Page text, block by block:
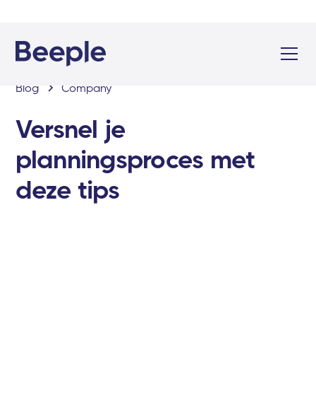
Blog Company
Versnel je
planningsproces met
deze tips